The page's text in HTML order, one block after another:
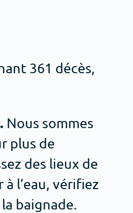
361 décès,
Nous sommes
plus de
des lieux de
l’eau, vérifiez
baignade.